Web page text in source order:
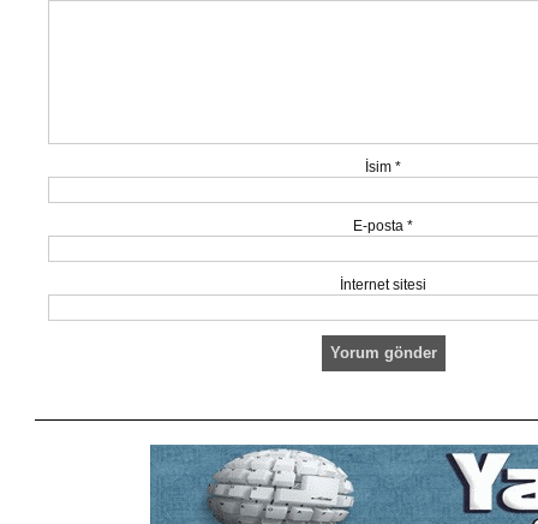
İsim *
E-posta *
İnternet sitesi